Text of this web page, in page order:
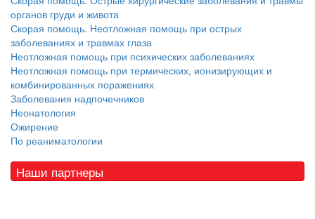
органов груди и живота
Скорая помощь. Неотложная помощь при острых
заболеваниях и травмах глаза
Неотложная помощь при психических заболеваниях
Неотложная помощь при термических, ионизирующих и
комбинированных поражениях
Заболевания надпочечников
Неонатология
Ожирение
По реаниматологии
Наши партнеры